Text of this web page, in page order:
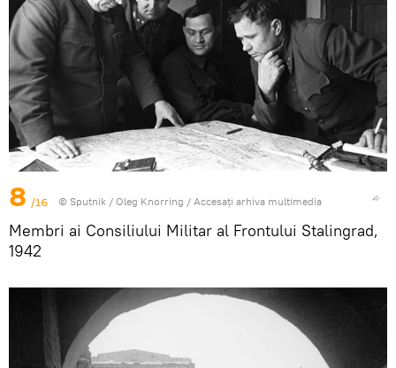
8 /16 © Sputnik / Oleg Knorring / Accesați arhiva multimedia
Membri ai Consiliului Militar al Frontului Stalingrad,
1942